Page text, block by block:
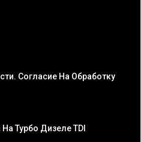
Согласие На Обработку
Турбо Дизеле TDI